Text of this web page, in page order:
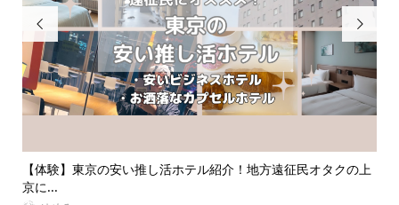

オタクの上 【体験談あり】推しダイエットを成功させる！オタク必
